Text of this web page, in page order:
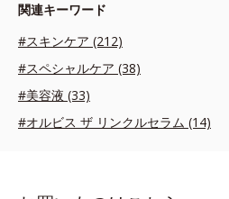
関連キーワード
#スキンケア (212)
#スペシャルケア (38)
#美容液 (33)
#オルビス ザ リンクルセラム (14)